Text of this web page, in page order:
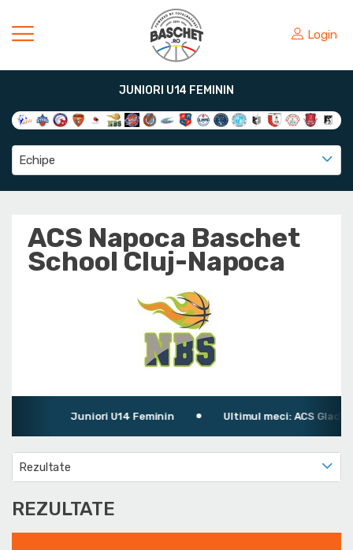
Login
JUNIORI U14 FEMININ
Echipe
ACS Napoca Baschet
School Cluj-Napoca
Juniori U14 Feminin Ultimul meci: ACS
Rezultate
REZULTATE